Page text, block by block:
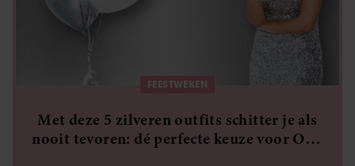
FEESTWEKEN
Met deze 5 zilveren outfits schitter je als
nooit tevoren: dé perfecte keuze voor Oud